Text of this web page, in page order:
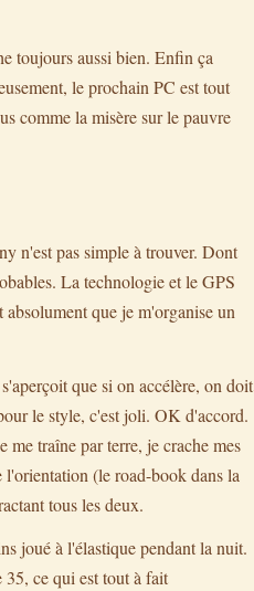
toujours aussi bien. Enfin ça
le prochain PC est tout
comme la misère sur le pauvre
n'est pas simple à trouver. Dont
La technologie et le GPS
que je m'organise un
que si on accélère, on doit
le style, c'est joli. OK d'accord.
traîne par terre, je crache mes
l'orientation (le road-book dans la
tous les deux.
joué à l'élastique pendant la nuit.
ce qui est tout à fait